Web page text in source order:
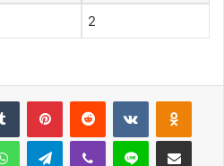
2
Tumblr PinterestReddit VKontakte
WhatsAppTelegramViber Line E-Posta ile